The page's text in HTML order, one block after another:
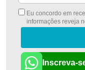
Eu concordo em
informações reveja
Inscreva-